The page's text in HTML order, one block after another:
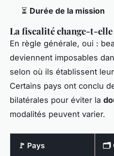
⏳ Durée de la mission
La fiscalité change-t-
En règle générale, oui :
deviennent imposables
selon où ils établissent leur
Certains pays ont conclu
bilatérales pour éviter la
modalités peuvent varier.
🚩 Pays 🗂️